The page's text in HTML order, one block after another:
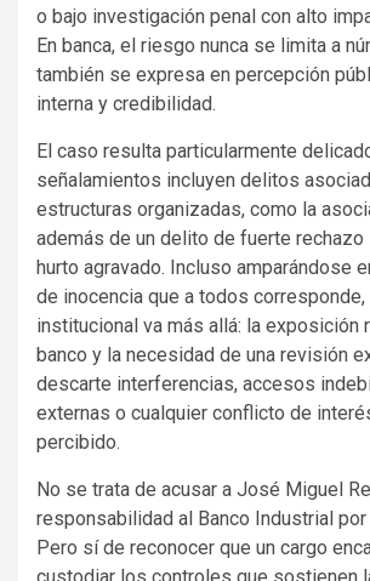
o bajo investigación penal con alto
En banca, el riesgo nunca se limita a
también se expresa en percepción
interna y credibilidad.
El caso resulta particularmente
señalamientos incluyen delitos
estructuras organizadas, como la
además de un delito de fuerte
hurto agravado. Incluso amparándose
de inocencia que a todos corresponde,
institucional va más allá: la exposición
banco y la necesidad de una revisión
descarte interferencias, accesos
externas o cualquier conflicto de
percibido.
No se trata de acusar a José Miguel
responsabilidad al Banco Industrial
Pero sí de reconocer que un cargo
custodiar los controles que sostienen